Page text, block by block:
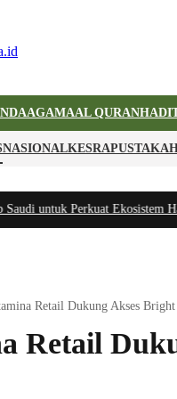
AGAMAAL QURAN
NASIONALKESRAPUSTAKA
untuk Perkuat Ekosistem Haji|
Retail Dukung Akses Bright
Retail